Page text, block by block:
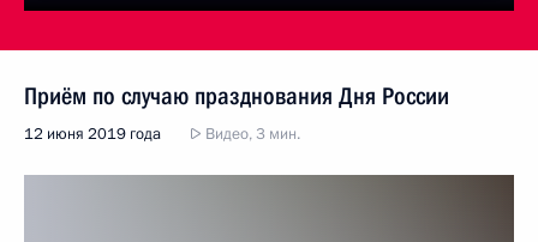
Приём по случаю празднования Дня России
12 июня 2019 года Видео, 3 мин.